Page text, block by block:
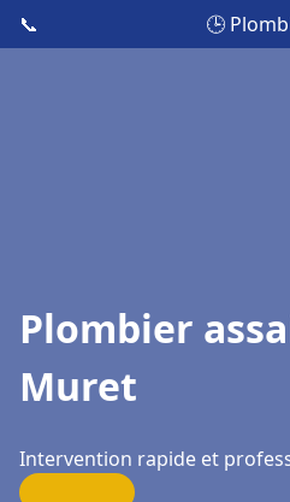
📞 🕒
Plombier
Muret
Intervention rapide et